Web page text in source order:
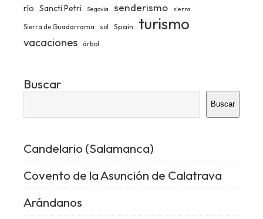
río Sancti Petri Segovia senderismo sierra
Sierra de Guadarrama sol Spain turismo
vacaciones árbol
Buscar
Buscar
Candelario (Salamanca)
Covento de la Asunción de Calatrava
Arándanos